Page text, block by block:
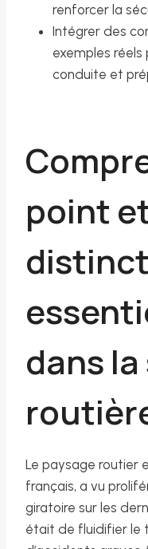
renforcer la
Intégrer des
exemples réels
conduite et
point
dans
Le paysage routier
français, a vu
giratoire sur les
était de fluidifier le